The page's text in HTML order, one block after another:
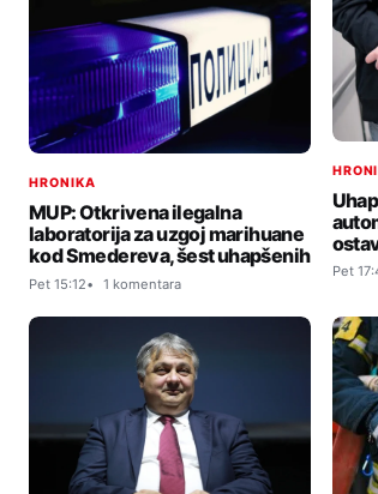
HRONIKA
MUP: Otkrivena ilegalna
laboratorija za uzgoj marihuane
kod Smedereva, šest uhapšenih
Pet 15:12 1 komentara
Pet